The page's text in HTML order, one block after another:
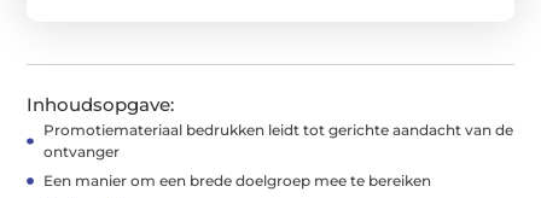
Inhoudsopgave:
Promotiemateriaal bedrukken leidt tot gerichte aandacht van de
ontvanger
Een manier om een brede doelgroep mee te bereiken